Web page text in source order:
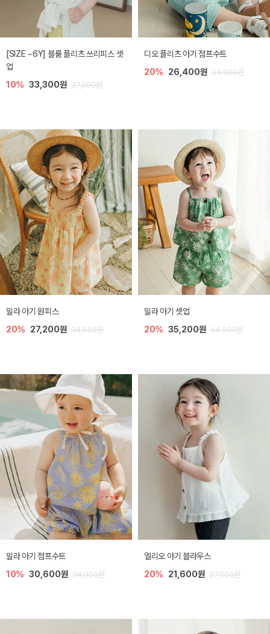
[SIZE ~6Y] 블룸 플리츠 쓰리피스 셋
업
10% 33,300원 37,000원
디오 플리츠 아기 점프수트
20% 26,400원 33,000원
밀라 아기 원피스
20% 27,200원 34,000원
밀라 아기 셋업
20% 35,200원 44,000원
밀라 아기 점프수트
10% 30,600원 34,000원
엘리오 아기 블라우스
20% 21,600원 27,000원